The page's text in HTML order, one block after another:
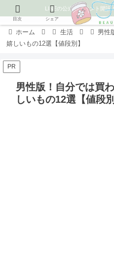
ホーム 生活
男性
嬉しいもの12選【値段別】
PR
男性版！自分では買
しいもの12選【値段別
目次 シェア